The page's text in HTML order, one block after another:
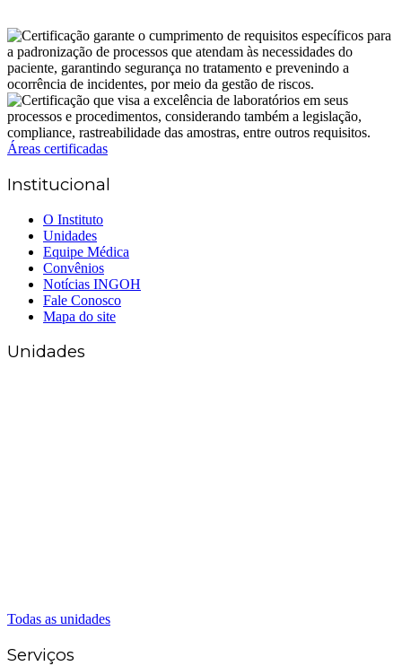
Áreas certificadas
Institucional
O Instituto
Unidades
Equipe Médica
Convênios
Notícias INGOH
Fale Conosco
Mapa do site
Unidades
Todas as unidades
Serviços